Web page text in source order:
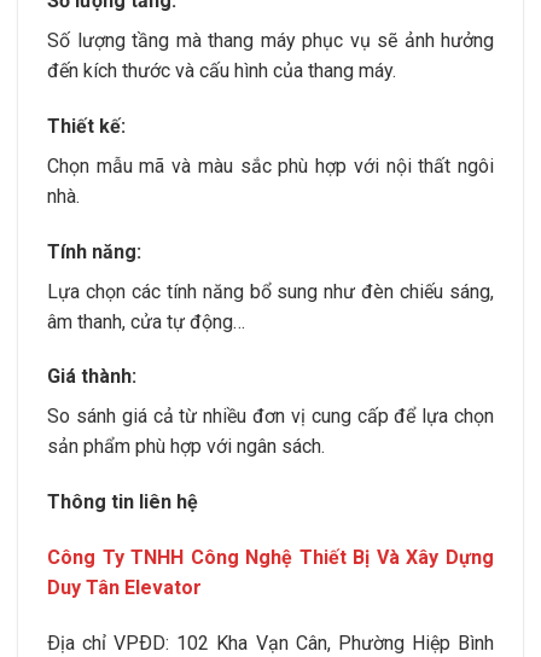
Số lượng tầng mà thang máy phục vụ sẽ ảnh hưởng
đến kích thước và cấu hình của thang máy.
Thiết kế:
Chọn mẫu mã và màu sắc phù hợp với nội thất ngôi
nhà.
Tính năng:
Lựa chọn các tính năng bổ sung như đèn chiếu sáng,
âm thanh, cửa tự động…
Giá thành:
So sánh giá cả từ nhiều đơn vị cung cấp để lựa chọn
sản phẩm phù hợp với ngân sách.
Thông tin liên hệ
Công Ty TNHH Công Nghệ Thiết Bị Và Xây Dựng
Duy Tân Elevator
Ðịa chỉ VPÐD: 102 Kha Vạn Cân, Phường Hiệp Bình